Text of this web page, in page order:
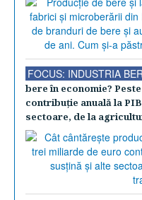
FOCUS: INDUSTRIA
bere în economie?
contribuţie anuală la
sectoare, de la